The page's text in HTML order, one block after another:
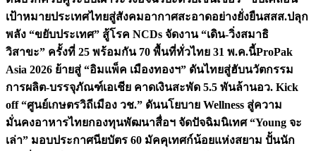
เป้าหมายประเทศไทยสู่สังคมอากาศสะอาดอย่างยั่งยืนสสส.ปลุก
พลัง “ขยับประเทศ” สู้โรค NCDs จัดงาน “เดิน-วิ่งสมาธิ
วิสาขะ” ครั้งที่ 25 พร้อมกัน 70 พื้นที่ทั่วไทย 31 พ.ค.นี้ProPak
Asia 2026 ย้ายสู่ “อิมแพ็ค เมืองทองฯ” ดันไทยสู่ฮับนวัตกรรม
การผลิต-บรรจุภัณฑ์เอเชีย คาดเงินสะพัด 5.5 พันล้านอว. Kick
off “ศูนย์เกษตรวิถีเมือง วช.” ดันนโยบาย Wellness สู่ความ
มั่นคงอาหารไทยกองทุนพัฒนาสื่อฯ จัดปัจฉิมนิเทศ “Young จะ
เล่า” มอบประกาศนียบัตร 60 มัคคุเทศก์น้อยแห่งสยาม ปั้นนัก